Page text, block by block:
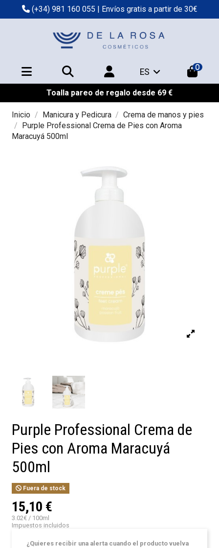
(+34) 981 160 055 | Envíos gratis a partir de 30€
ES 0
Toalla pareo de regalo desde 69 €
Inicio Manicura y Pedicura
Crema de manos y pies
Purple Professional Crema de Pies con Aroma
Maracuyá 500ml
Purple Professional Crema de
Pies con Aroma Maracuyá
500ml
Fuera de stock
15,10 €
3.02€ / 100ml
Impuestos incluidos
¿Quieres recibir una alerta cuando el producto vuelva